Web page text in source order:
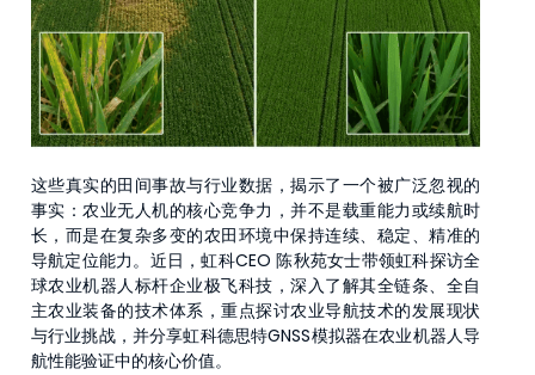
这些真实的田间事故与行业数据，揭示了一个被广泛忽视的
事实：农业无人机的核心竞争力，并不是载重能力或续航时
长，而是在复杂多变的农田环境中保持连续、稳定、精准的
导航定位能力。近日，虹科CEO 陈秋苑女士带领虹科探访全
球农业机器人标杆企业极飞科技，深入了解其全链条、全自
主农业装备的技术体系，重点探讨农业导航技术的发展现状
与行业挑战，并分享虹科德思特GNSS模拟器在农业机器人导
航性能验证中的核心价值。